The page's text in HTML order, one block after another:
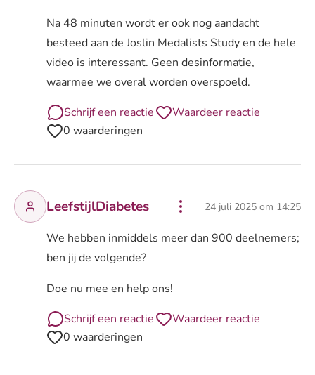
Na 48 minuten wordt er ook nog aandacht
besteed aan de Joslin Medalists Study en de hele
video is interessant. Geen desinformatie,
waarmee we overal worden overspoeld.
Schrijf een reactie
Waardeer reactie
0 waarderingen
LeefstijlDiabetes 24 juli 2025 om 14:25
We hebben inmiddels meer dan 900 deelnemers;
ben jij de volgende?
Doe nu mee en help ons!
Schrijf een reactie
Waardeer reactie
0 waarderingen